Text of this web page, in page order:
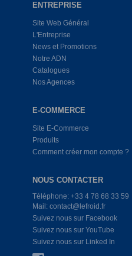
ENTREPRISE
Site Web Général
L'Entreprise
News et Promotions
Notre ADN
Catalogues
Nos Agences
E-COMMERCE
Site E-Commerce
Produits
Comment créer mon compte ?
NOUS CONTACTER
Téléphone: +33 4 78 68 33 59
Mail: contact@lefroid.fr
Suivez nous sur Facebook
Suivez nous sur YouTube
Suivez nous sur Linked In